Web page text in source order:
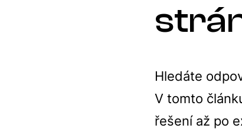
Hledáte
V tomto
řešení až po